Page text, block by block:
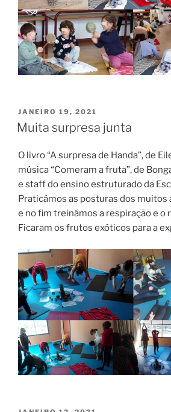
PUBLICADO
EM
JANEIRO 19, 2021
Muita surpresa junta
O livro “A surpresa de Handa”, de
música “Comeram a fruta”, de
e staff do ensino estruturado da
Praticámos as posturas dos muitos
e no fim treinámos a respiração e o
Ficaram os frutos exóticos para a